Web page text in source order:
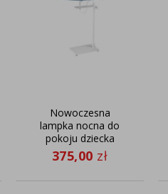
Nowoczesna
lampka nocna do
pokoju dziecka
ALASKA z
niebieskim
375,00 zł